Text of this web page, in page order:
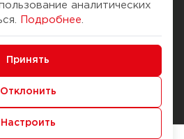
Помощь
Доставка и оплата
Способы оплаты
Служба контроля качества
аналитических
Подробнее
Принять
Отклонить
Настроить